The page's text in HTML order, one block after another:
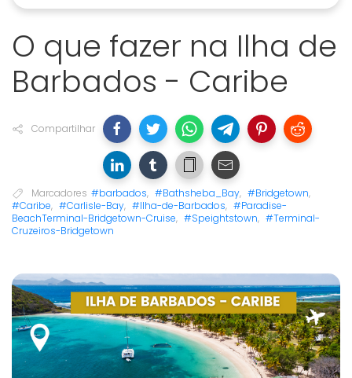
O que fazer na Ilha de
Barbados - Caribe
Compartilhar
Marcadores #barbados, #Bathsheba_Bay, #Bridgetown,
#Caribe, #Carlisle-Bay, #Ilha-de-Barbados, #Paradise-
BeachTerminal-Bridgetown-Cruise, #Speightstown, #Terminal-
Cruzeiros-Bridgetown